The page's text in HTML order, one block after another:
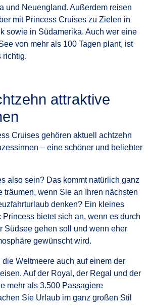
und Neuengland. Außerdem reisen
mit Princess Cruises zu Zielen in
sowie in Südamerika. Auch wer eine
von mehr als 100 Tagen plant, ist
richtig.
attraktive
Cruises gehören aktuell achtzehn
– eine schöner und beliebter
also sein? Das kommt natürlich ganz
träumen, wenn Sie an Ihren nächsten
denken? Ein kleines
bietet sich an, wenn es durch
Südsee gehen soll und wenn eher
gewünscht wird.
Weltmeere auch auf einem der
Auf der Royal, der Regal und der
mehr als 3.500 Passagiere
Sie Urlaub im ganz großen Stil